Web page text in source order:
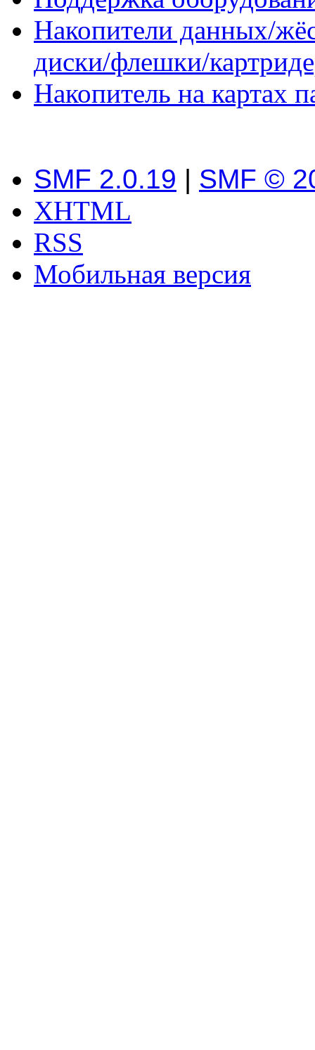
Накопители данных/
диски/флешки/
Накопитель на картах
SMF 2.0.19 | SMF ©
XHTML
RSS
Мобильная версия